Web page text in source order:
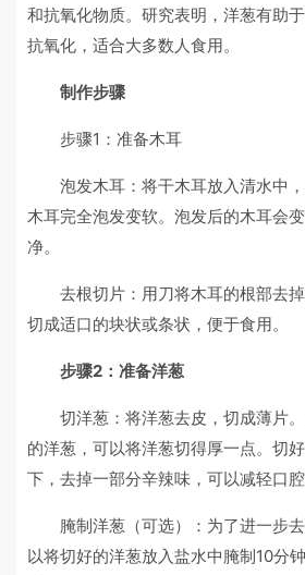
和抗氧化物质。研究表明，洋葱有助于
抗氧化，适合大多数人食用。
制作步骤
步骤1：准备木耳
泡发木耳：将干木耳放入清水中
木耳完全泡发变软。泡发后的木耳会
净。
去根切片：用刀将木耳的根部去
切成适口的块状或条状，便于食用。
步骤2：准备洋葱
切洋葱：将洋葱去皮，切成薄片
的洋葱，可以将洋葱切得厚一点。切
下，去掉一部分辛辣味，可以减轻口腔
腌制洋葱（可选）：为了进一步
以将切好的洋葱放入盐水中腌制10分